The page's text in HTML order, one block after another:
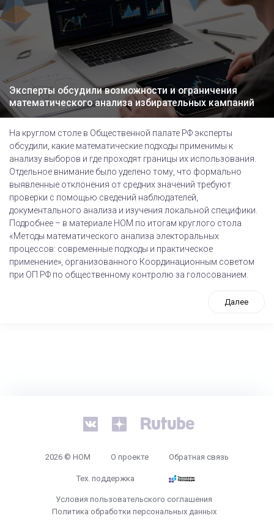
Эксперты обсудили возможности и ограничения
математического анализа избирательных кампаний
На круглом столе в Общественной палате РФ эксперты
обсудили, какие математические подходы применимы к
анализу выборов и где проходят границы их использования.
Отдельное внимание было уделено тому, что формально
выявленные отклонения от средних значений требуют
проверки с помощью сведений наблюдателей,
документального анализа и изучения локальной специфики.
Подробнее – в материале НОМ по итогам круглого стола
«Методы математического анализа электоральных
процессов: современные подходы и практическое
применение», организованного Координационным советом
при ОП РФ по общественному контролю за голосованием.
Далее
2026 © НОМ О проекте Обратная связь
Тех. поддержка
Условия пользовательского соглашения
Политика обработки персональных данных